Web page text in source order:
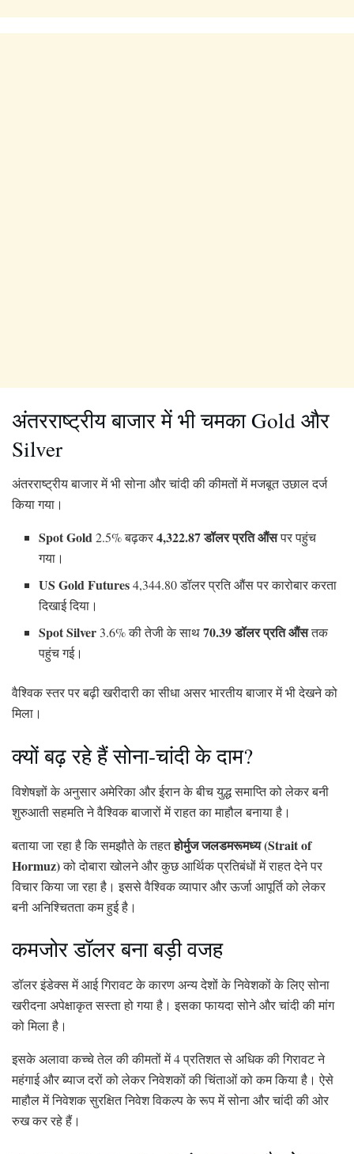
अंतरराष्ट्रीय बाजार में भी चमका Gold और
Silver
अंतरराष्ट्रीय बाजार में भी सोना और चांदी की कीमतों में मजबूत उछाल दर्ज
किया गया।
Spot Gold2.5% बढ़कर4,322.87 डॉलर प्रति औंसपर पहुंच
गया।
US Gold Futures4,344.80 डॉलर प्रति औंस पर कारोबार करता
दिखाई दिया।
Spot Silver 3.6% की तेजी के साथ70.39 डॉलर प्रति औंसतक
पहुंच गई।
वैश्विक स्तर पर बढ़ी खरीदारी का सीधा असर भारतीय बाजार में भी देखने को
मिला।
क्यों बढ़ रहे हैं सोना-चांदी के दाम?
विशेषज्ञों के अनुसार अमेरिका और ईरान के बीच युद्ध समाप्ति को लेकर बनी
शुरुआती सहमति ने वैश्विक बाजारों में राहत का माहौल बनाया है।
बताया जा रहा है कि समझौते के तहतहोर्मुज जलडमरूमध्य (Strait of
Hormuz)को दोबारा खोलने और कुछ आर्थिक प्रतिबंधों में राहत देने पर
विचार किया जा रहा है। इससे वैश्विक व्यापार और ऊर्जा आपूर्ति को लेकर
बनी अनिश्चितता कम हुई है।
कमजोर डॉलर बना बड़ी वजह
डॉलर इंडेक्स में आई गिरावट के कारण अन्य देशों के निवेशकों के लिए सोना
खरीदना अपेक्षाकृत सस्ता हो गया है। इसका फायदा सोने और चांदी की मांग
को मिला है।
इसके अलावा कच्चे तेल की कीमतों में 4 प्रतिशत से अधिक की गिरावट ने
महंगाई और ब्याज दरों को लेकर निवेशकों की चिंताओं को कम किया है। ऐसे
माहौल में निवेशक सुरक्षित निवेश विकल्प के रूप में सोना और चांदी की ओर
रुख कर रहे हैं।